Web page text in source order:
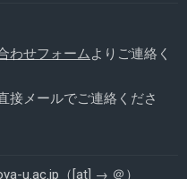
わせフォームよりご連絡く
接メールでご連絡くださ
u.ac.jp（[at] → ＠）